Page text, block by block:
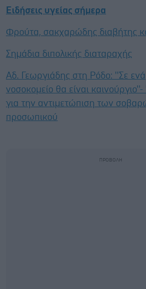
Ειδήσεις υγείας σήμερα
Φρούτα, σακχαρώδης διαβήτης
Σημάδια διπολικής διαταραχής
Αδ. Γεωργιάδης στη Ρόδο: ''Σε
νοσοκομείο θα είναι
για την αντιμετώπιση των
προσωπικού